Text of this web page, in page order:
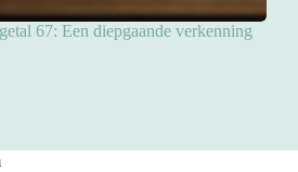
67: Een diepgaande verkenning